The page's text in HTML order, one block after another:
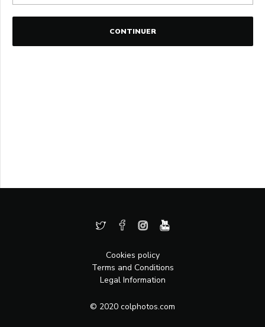
CONTINUER
Cookies policy
Terms and Conditions
Legal Information
© 2020 colphotos.com